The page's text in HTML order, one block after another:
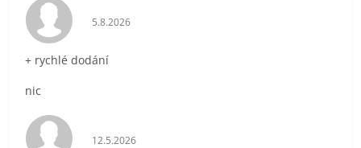
Hodnocení obchodu je 5 z 5 hvězdiček.
5.8.2026
+ rychlé dodání
nic
Hodnocení obchodu je 5 z 5 hvězdiček.
12.5.2026